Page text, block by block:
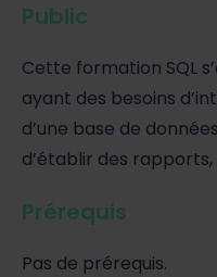
Public
Cette formation SQL
ayant des besoins
d’une base de
d’établir des
Prérequis
Pas de prérequis.